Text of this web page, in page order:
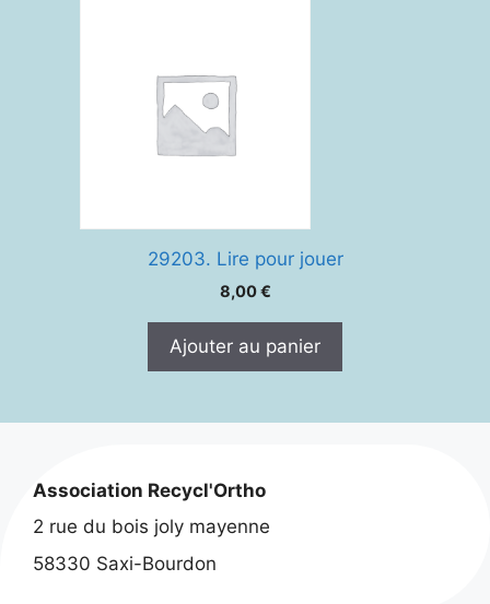
29203. Lire pour jouer
8,00€
Ajouter au panier
Association Recycl'Ortho
2 rue du bois joly mayenne
58330 Saxi-Bourdon